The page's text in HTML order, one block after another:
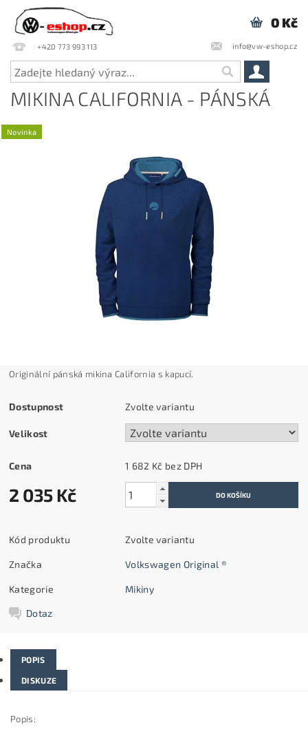
+420 773 993 113 info@vw-eshop.cz
0 Kč
MIKINA CALIFORNIA - PÁNSKÁ
Novinka
Originální pánská mikina California s kapucí.
Dostupnost Zvolte variantu
Velikost
Cena 1 682 Kč bez DPH
2 035 Kč
Kód produktu Zvolte variantu
Značka Volkswagen Original ®
Kategorie Mikiny
Dotaz
POPIS
DISKUZE
Popis: